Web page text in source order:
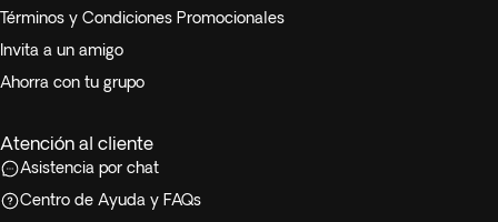
Términos y Condiciones Promocionales
Invita a un amigo
Ahorra con tu grupo
Atención al cliente
Asistencia por chat
Centro de Ayuda y FAQs